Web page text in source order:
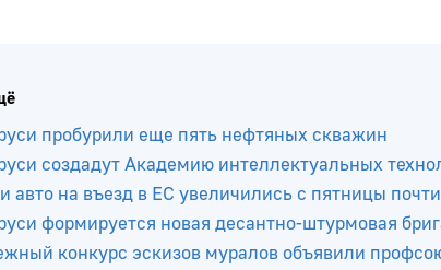
пробурили еще пять нефтяных скважин
создадут Академию интеллектуальных
авто на въезд в ЕС увеличились с пятницы
формируется новая десантно-штурмовая
конкурс эскизов муралов объявили